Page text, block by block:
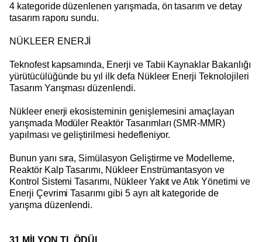
4 kategoride düzenlenen yarışmada, ön tasarım ve detay
tasarım raporu sundu.
NÜKLEER ENERJİ
Teknofest kapsamında, Enerji ve Tabii Kaynaklar Bakanlığı
yürütücülüğünde bu yıl ilk defa Nükleer Enerji Teknolojileri
Tasarım Yarışması düzenlendi.
Nükleer enerji ekosisteminin genişlemesini amaçlayan
yarışmada Modüler Reaktör Tasarımları (SMR-MMR)
yapılması ve geliştirilmesi hedefleniyor.
Bunun yanı sıra, Simülasyon Geliştirme ve Modelleme,
Reaktör Kalp Tasarımı, Nükleer Enstrümantasyon ve
Kontrol Sistemi Tasarımı, Nükleer Yakıt ve Atık Yönetimi ve
Enerji Çevrimi Tasarımı gibi 5 ayrı alt kategoride de
yarışma düzenlendi.
31 MİLYON TL ÖDÜL